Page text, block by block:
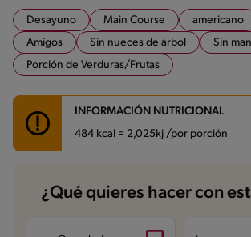
Desayuno Main Course americano
Amigos
Sin nueces de árbol
Sin
Porción de Verduras/Frutas
INFORMACIÓN NUTRICIONAL
484 kcal = 2,025kj /por porción
Carbohidratos 51.8 g
Energía 484 kcal
¿Qué quieres hacer con